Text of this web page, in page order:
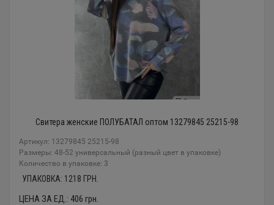
Свитера женские ПОЛУБАТАЛ оптом 13279845 25215-98
Артикул: 13279845 25215-98
Размеры: 48-52 универсальный (разный цвет в упаковке)
Количество в упаковке: 3
УПАКОВКА: 1218 ГРН.
ЦЕНА ЗА ЕД.: 406 грн.